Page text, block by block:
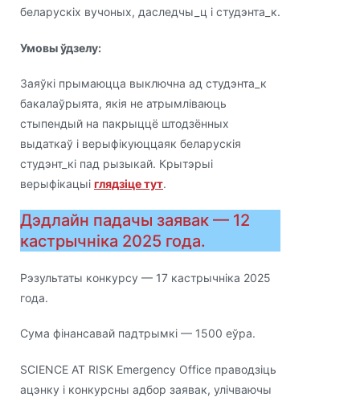
беларускіх вучоных, даследчы_ц і студэнта_к.
Умовы ўдзелу:
Заяўкі прымаюцца выключна ад студэнта_к
бакалаўрыята, якія не атрымліваюць
стыпендый на пакрыццё штодзённых
выдаткаў і верыфікуюццаяк беларускія
студэнт_кі пад рызыкай. Крытэрыі
верыфікацыі глядзіце тут.
Дэдлайн падачы заявак — 12
кастрычніка 2025 года.
Рэзультаты конкурсу — 17 кастрычніка 2025
года.
Сума фінансавай падтрымкі — 1500 еўра.
SCIENCE AT RISK Emergency Office праводзіць
ацэнку і конкурсны адбор заявак, улічваючы